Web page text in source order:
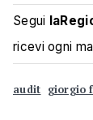
Segui
ricevi ogni
audit giorgio